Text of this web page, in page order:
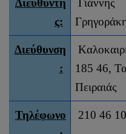
Διευθυντή
ς:
Γιάννης
Διεύθυνση
:
185 46,
Πειραιάς
Τηλέφωνο
210 46